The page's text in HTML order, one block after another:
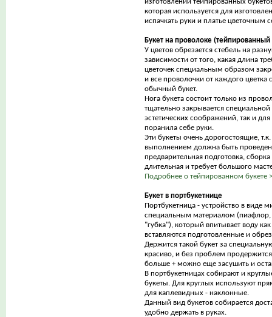
которая используется для
испачкать руки и платье цветочным
Букет на проволоке (тейпированный
У цветов обрезается стебель на
зависимости от того, какая длина
цветочек специальным образом
и все проволочки от каждого цветка
обычный букет.
Нога букета состоит только из
тщательно закрывается специальной
эстетических соображений, так и
поранила себе руки.
Эти букеты очень дорогостоящие,
выполнением должна быть
предварительная подготовка, сборка
длительная и требует большого
Подробнее о тейпированном букете
Букет в портбукетнице
Портбукетница - устройство в виде
специальным материалом (пиафлор,
"губка"), который впитывает воду как
вставляются подготовленные и
Держится такой букет за
красиво, и без проблем
больше + можно еще засушить и
В портбукетницах собирают и
букеты. Для круглых используют
для каплевидных - наклонные.
Данный вид букетов собирается
удобно держать в руках.